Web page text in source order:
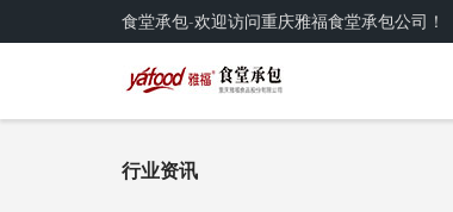
食堂承包-欢迎访问重庆雅福食堂承包公司！
行业资讯